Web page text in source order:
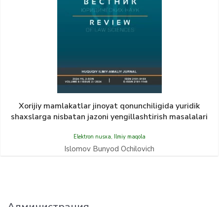
Xorijiy mamlakatlar jinoyat qonunchiligida yuridik
shaxslarga nisbatan jazoni yengillashtirish masalalari
Elektron nusxa, Ilmiy maqola
Islomov Bunyod Ochilovich